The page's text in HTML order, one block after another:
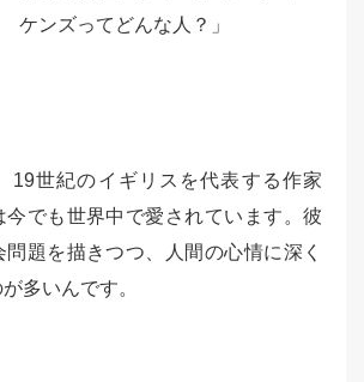
ケンズってどんな人？」
19世紀のイギリスを代表する作家
今でも世界中で愛されています。彼
題を描きつつ、人間の心情に深く
多いんです。